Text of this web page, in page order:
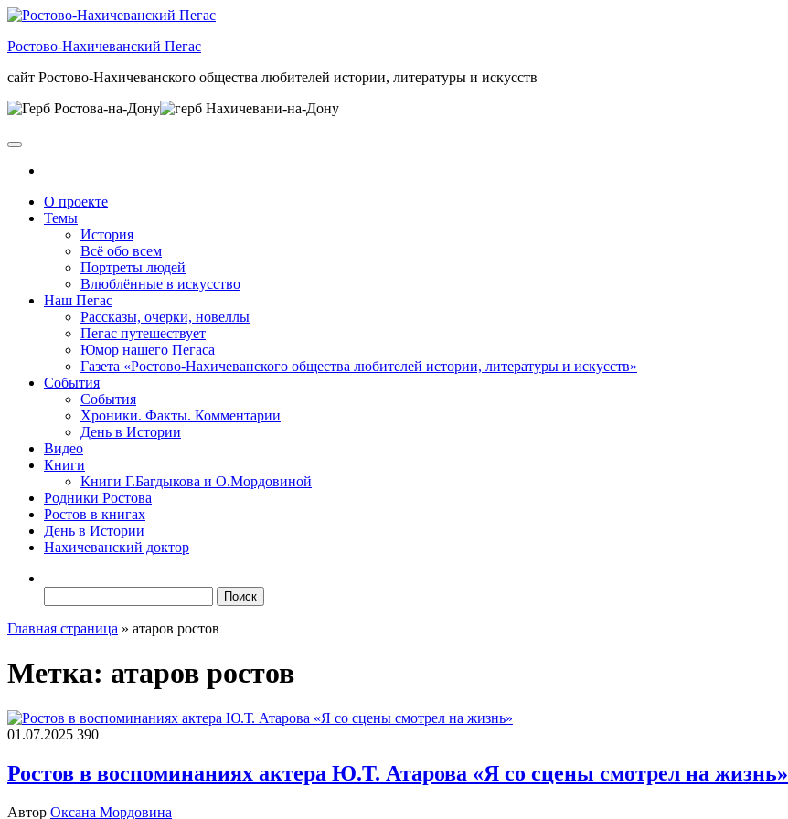
Skip
the
Ростово-Нахичеванский Пегас
сайт Ростово-Нахичеванского общества любителей истории, литературы и искусств
О проекте
Темы
История
Всё обо всем
Портреты людей
Влюблённые в искусство
Наш Пегас
Рассказы, очерки, новеллы
Пегас путешествует
Юмор нашего Пегаса
Газета «Ростово-Нахичеванского общества любителей истории, литературы и искусств»
События
События
Хроники. Факты. Комментарии
День в Истории
Видео
Книги
Книги Г.Багдыкова и О.Мордовиной
Родники Ростова
Ростов в книгах
День в Истории
Нахичеванский доктор
Главная страница » атаров ростов
Метка: атаров ростов
01.07.2025 390
Ростов в воспоминаниях актера Ю.Т. Атарова «Я со сцены смотрел на жизнь»
Автор Оксана Мордовина